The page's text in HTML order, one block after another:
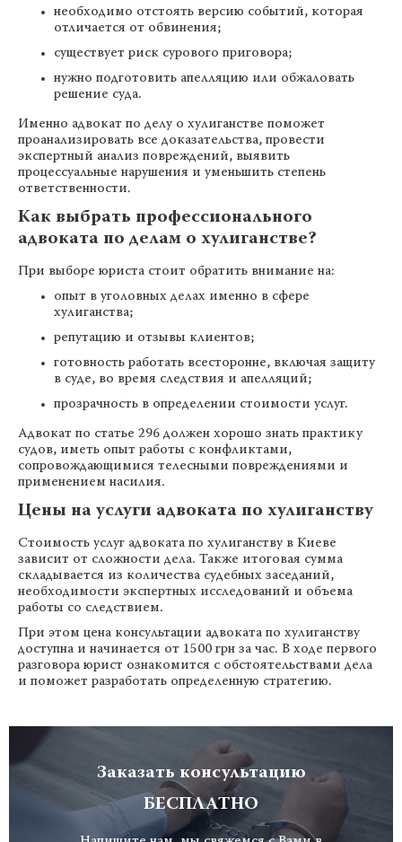
необходимо отстоять версию событий, которая
отличается от обвинения;
существует риск сурового приговора;
нужно подготовить апелляцию или обжаловать
решение суда.
Именно адвокат по делу о хулиганстве поможет
проанализировать все доказательства, провести
экспертный анализ повреждений, выявить
процессуальные нарушения и уменьшить степень
ответственности.
Как выбрать профессионального
адвоката по делам о хулиганстве?
При выборе юриста стоит обратить внимание на:
опыт в уголовных делах именно в сфере
хулиганства;
репутацию и отзывы клиентов;
готовность работать всесторонне, включая защиту
в суде, во время следствия и апелляций;
прозрачность в определении стоимости услуг.
Адвокат по статье 296 должен хорошо знать практику
судов, иметь опыт работы с конфликтами,
сопровождающимися телесными повреждениями и
применением насилия.
Цены на услуги адвоката по хулиганству
Стоимость услуг адвоката по хулиганству в Киеве
зависит от сложности дела. Также итоговая сумма
складывается из количества судебных заседаний,
необходимости экспертных исследований и объема
работы со следствием.
При этом цена консультации адвоката по хулиганству
доступна и начинается от 1500 грн за час. В ходе первого
разговора юрист ознакомится с обстоятельствами дела
и поможет разработать определенную стратегию.
Заказать консультацию
БЕСПЛАТНО